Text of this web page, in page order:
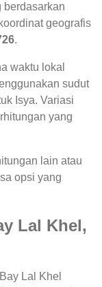
berdasarkan
geografis
.
waktu lokal
sudut
Isya. Variasi
yang
lain atau
opsi yang
Lal Khel,
Lal Khel